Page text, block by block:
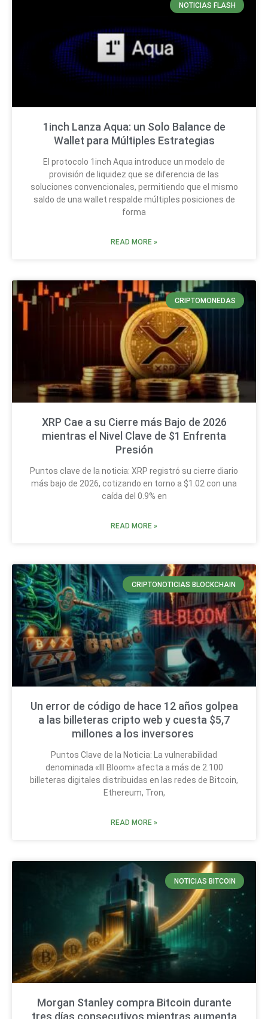
NOTICIAS FLASH
1inch Lanza Aqua: un Solo Balance de
Wallet para Múltiples Estrategias
El protocolo 1inch Aqua introduce un modelo de
provisión de liquidez que se diferencia de las
soluciones convencionales, permitiendo que el mismo
saldo de una wallet respalde múltiples posiciones de
forma
READ MORE »
CRIPTOMONEDAS
XRP Cae a su Cierre más Bajo de 2026
mientras el Nivel Clave de $1 Enfrenta
Presión
Puntos clave de la noticia: XRP registró su cierre diario
más bajo de 2026, cotizando en torno a $1.02 con una
caída del 0.9% en
READ MORE »
CRIPTONOTICIAS BLOCKCHAIN
Un error de código de hace 12 años golpea
a las billeteras cripto web y cuesta $5,7
millones a los inversores
Puntos Clave de la Noticia: La vulnerabilidad
denominada «Ill Bloom» afecta a más de 2.100
billeteras digitales distribuidas en las redes de Bitcoin,
Ethereum, Tron,
READ MORE »
NOTICIAS BITCOIN
Morgan Stanley compra Bitcoin durante